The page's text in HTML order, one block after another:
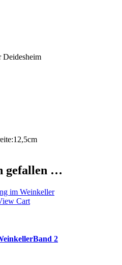
Deidesheim
gefallen …
Cart
Band 2